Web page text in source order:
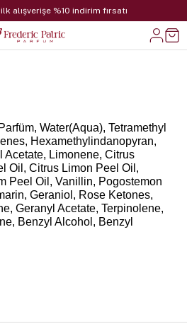
alışverişe %10 indirim fırsatı
Water(Aqua), Tetramethyl
Hexamethylindanopyran,
Limonene, Citrus
Oil, Citrus Limon Peel Oil,
Peel Oil, Vanillin, Pogostemon
Geraniol, Rose Ketones,
Geranyl Acetate, Terpinolene,
Benzyl Alcohol, Benzyl